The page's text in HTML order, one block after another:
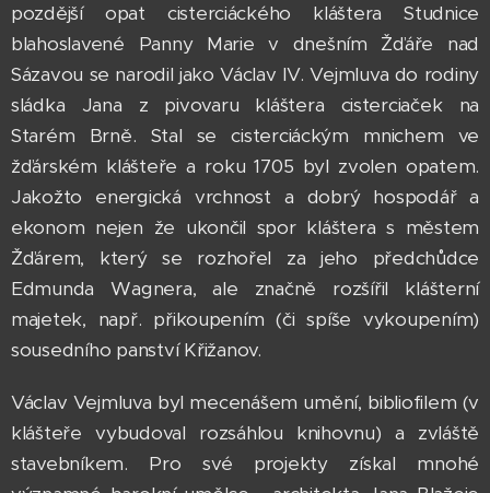
pozdější opat cisterciáckého kláštera Studnice
blahoslavené Panny Marie v dnešním Žďáře nad
Sázavou se narodil jako Václav IV. Vejmluva do rodiny
sládka Jana z pivovaru kláštera cisterciaček na
Starém Brně. Stal se cisterciáckým mnichem ve
žďárském klášteře a roku 1705 byl zvolen opatem.
Jakožto energická vrchnost a dobrý hospodář a
ekonom nejen že ukončil spor kláštera s městem
Žďárem, který se rozhořel za jeho předchůdce
Edmunda Wagnera, ale značně rozšířil klášterní
majetek, např. přikoupením (či spíše vykoupením)
sousedního panství Křižanov.
Václav Vejmluva byl mecenášem umění, bibliofilem (v
klášteře vybudoval rozsáhlou knihovnu) a zvláště
stavebníkem. Pro své projekty získal mnohé